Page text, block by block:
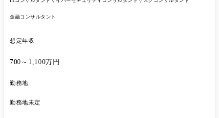
金融コンサルタント
想定年収
700～1,100万円
勤務地
勤務地未定